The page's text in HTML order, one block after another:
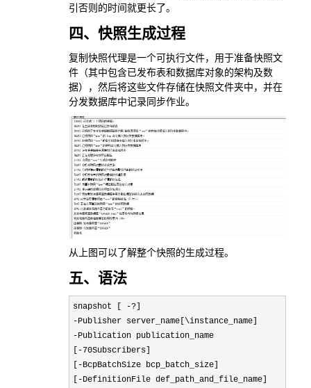
引否则的时间就更长了。
四、快照生成过程
复制快照代理是一个可执行文件，用于准备快照文
件（其中包含已发布表和数据库对象的架构及数
据），然后将这些文件存储在快照文件夹中，并在
分发数据库中记录同步作业。
从上图可以了解整个快照的生成过程。
五、语法
snapshot [ -?
-
-Publication publication_name
[ -70Subscribers]
[ -BcpBatchSize bcp_batch_size]
[ -DefinitionFile def_path_and_file_name]